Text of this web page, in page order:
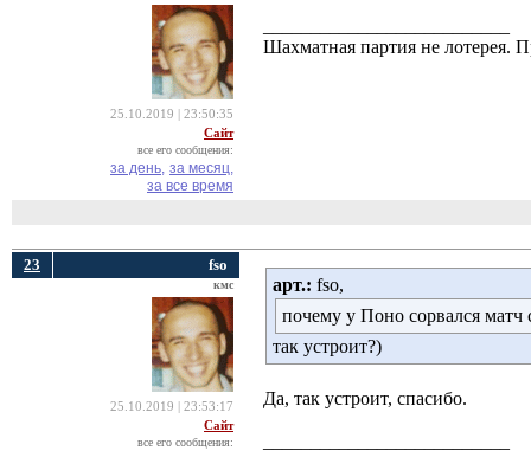
25.10.2019 | 23:50:35
Сайт
все его сообщения:
за день, за месяц,
за все время
Шахматная партия не
23 fso
кмс
25.10.2019 | 23:53:17
Сайт
все его сообщения:
арт.: fso,
почему у Поно сорвался матч
так устроит?)
Да, так устроит, спасибо.